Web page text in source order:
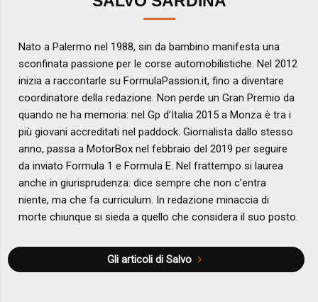
Nato a Palermo nel 1988, sin da bambino manifesta una
sconfinata passione per le corse automobilistiche. Nel 2012
inizia a raccontarle su FormulaPassion.it, fino a diventare
coordinatore della redazione. Non perde un Gran Premio da
quando ne ha memoria: nel Gp d’Italia 2015 a Monza è tra i
più giovani accreditati nel paddock. Giornalista dallo stesso
anno, passa a MotorBox nel febbraio del 2019 per seguire
da inviato Formula 1 e Formula E. Nel frattempo si laurea
anche in giurisprudenza: dice sempre che non c’entra
niente, ma che fa curriculum. In redazione minaccia di
morte chiunque si sieda a quello che considera il suo posto.
Gli articoli di Salvo